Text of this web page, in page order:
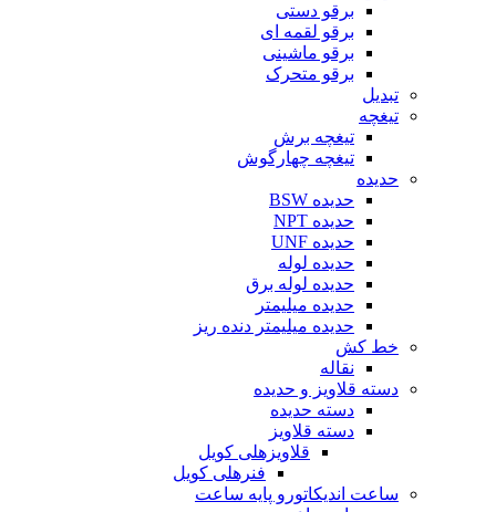
برقو دستی
برقو لقمه ای
برقو ماشینی
برقو متحرک
تبدیل
تیغچه
تیغچه برش
تیغچه چهارگوش
حدیده
حدیده BSW
حدیده NPT
حدیده UNF
حدیده لوله
حدیده لوله برق
حدیده میلیمتر
حدیده میلیمتر دنده ریز
خط کش
نقاله
دسته قلاویز و حدیده
دسته حدیده
دسته قلاویز
قلاویزهلی کویل
فنرهلی کویل
ساعت اندیکاتورو پایه ساعت